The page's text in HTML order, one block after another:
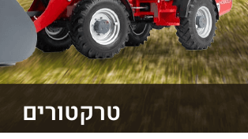
טרקטורים